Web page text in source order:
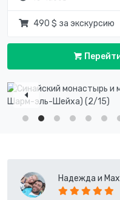
490 $ за экскурсию
Надежда и